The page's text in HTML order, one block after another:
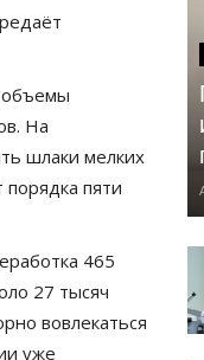
объемы
На
шлаки мелких
пяти
465
27 тысяч
вовлекаться
уже